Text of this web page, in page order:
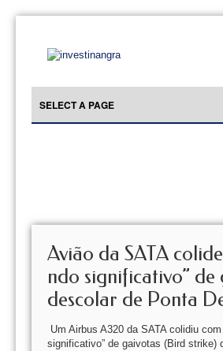
Avião da SATA
ndo significativo” de
descolar de Ponta
Um Airbus A320 da SATA colidiu com
significativo” de gaivotas (Bird strike)